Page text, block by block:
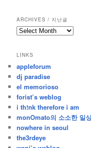
ARCHIVES / 지난글
archives
난
글
LINKS
appleforum
dj paradise
el memorioso
forist’s weblog
i th!nk therefore i am
monOmato의 소소한 일
nowhere in seoul
the3rdeye